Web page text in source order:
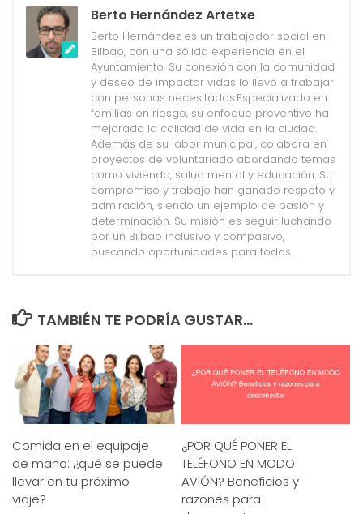
Berto Hernández Artetxe
Berto Hernández es un trabajador social en
Bilbao, con una sólida experiencia en el
Ayuntamiento. Su conexión con la comunidad
y deseo de impactar vidas lo llevó a trabajar
con personas necesitadas.Especializado en
familias en riesgo, su enfoque preventivo ha
mejorado la calidad de vida en la ciudad.
Además de su labor municipal, colabora en
proyectos de voluntariado abordando temas
como vivienda, salud mental y educación. Su
compromiso y trabajo han ganado respeto y
admiración, siendo un ejemplo de pasión y
determinación. Su misión es seguir luchando
por un Bilbao inclusivo y compasivo,
buscando oportunidades para todos.
TAMBIÉN TE PODRÍA GUSTAR...
Comida en el equipaje
de mano: ¿qué se puede
llevar en tu próximo
viaje?
¿POR QUÉ PONER EL
TELÉFONO EN MODO
AVIÓN? Beneficios y
razones para